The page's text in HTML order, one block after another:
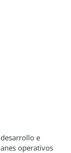
e
operativos